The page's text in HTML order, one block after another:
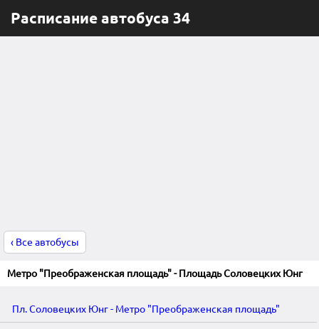
Расписание автобуса 34
‹ Все автобусы
Метро "Преображенская площадь" - Площадь Соловецких Юнг
Пл. Соловецких Юнг - Метро "Преображенская площадь"